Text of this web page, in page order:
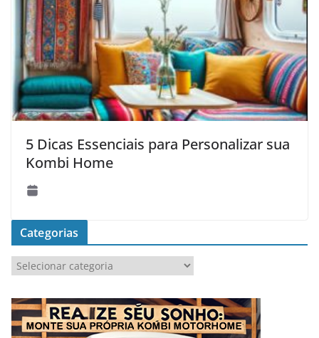
5 Dicas Essenciais para Personalizar sua
Kombi Home
Categorias
a
e
g